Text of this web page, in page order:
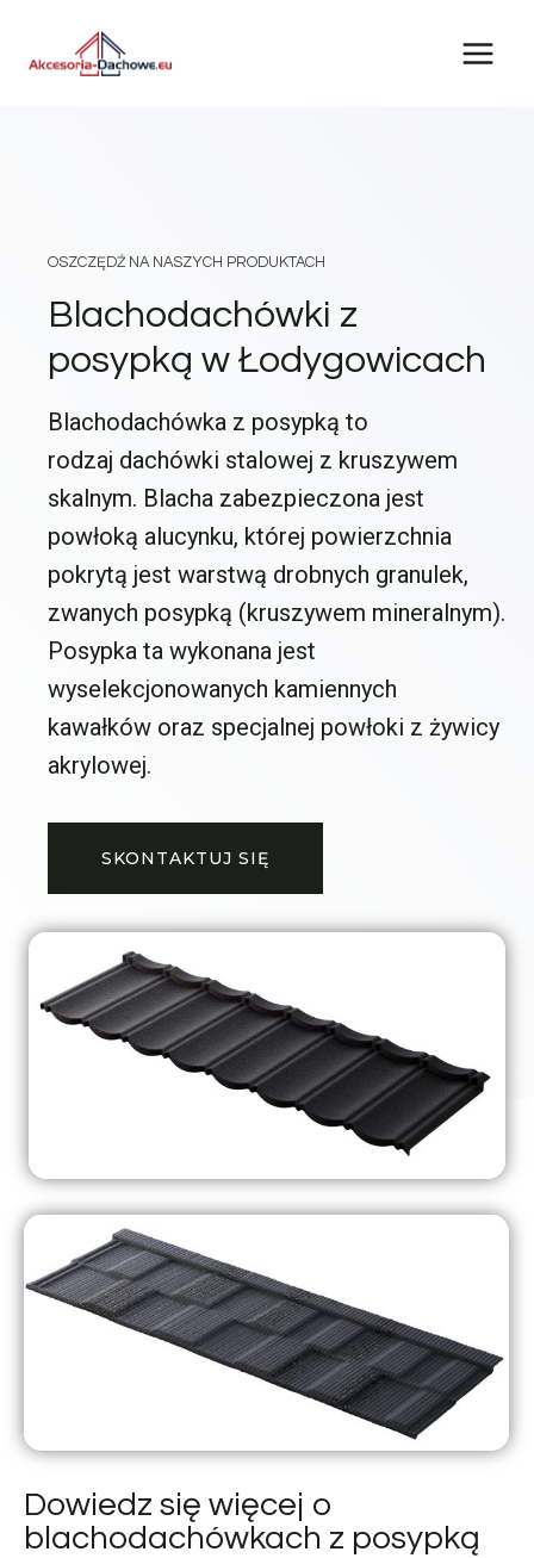
OSZCZĘDŹ NA NASZYCH PRODUKTACH
Blachodachówki z
posypką w Łodygowicach
Blachodachówka z posypką to
rodzaj dachówki stalowej z kruszywem
skalnym. Blacha zabezpieczona jest
powłoką alucynku, której powierzchnia
pokrytą jest warstwą drobnych granulek,
zwanych posypką (kruszywem mineralnym).
Posypka ta wykonana jest
wyselekcjonowanych kamiennych
kawałków oraz specjalnej powłoki z żywicy
akrylowej.
SKONTAKTUJ SIĘ
Dowiedz się więcej o
blachodachówkach z posypką